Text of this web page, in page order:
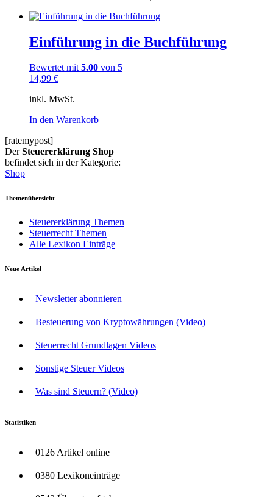
Einführung in die Buchführung
Bewertet mit5.00 von 5
14,99 €
inkl. MwSt.
In den Warenkorb
[ratemypost]
DerSteuererklärung Shop
befindet sich in der Kategorie:
Shop
Themenübersicht
Steuererklärung Themen
Steuerrecht Themen
Alle Lexikon Einträge
Neue Artikel
Newsletter abonnieren
Besteuerung von Kryptowährungen (Video)
Steuerrecht Grundlagen Videos
Sonstige Steuer Videos
Was sind Steuern? (Video)
Statistiken
0126 Artikel online
0380 Lexikoneinträge